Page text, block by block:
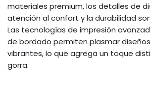
materiales premium, los detalles de
atención al confort y la durabilidad
Las tecnologías de impresión
de bordado permiten plasmar
vibrantes, lo que agrega un toque
gorra.